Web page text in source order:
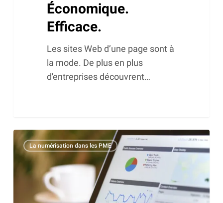
Économique.
Efficace.
Les sites Web d’une page sont à
la mode. De plus en plus
d'entreprises découvrent…
Apprenez
à
comprendre
moteurs
La numérisation dans les PME